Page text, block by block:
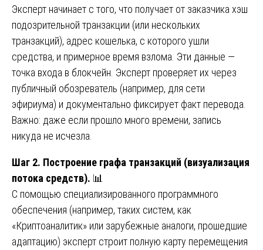
Эксперт начинает с того, что получает от заказчика хэш
подозрительной транзакции (или нескольких
транзакций), адрес кошелька, с которого ушли
средства, и примерное время взлома. Эти данные —
точка входа в блокчейн. Эксперт проверяет их через
публичный обозреватель (например, для сети
эфириума) и документально фиксирует факт перевода.
Важно: даже если прошло много времени, запись
никуда не исчезла.
Шаг 2. Построение графа транзакций (визуализация
потока средств). 📊
С помощью специализированного программного
обеспечения (например, таких систем, как
«Криптоаналитик» или зарубежные аналоги, прошедшие
адаптацию) эксперт строит полную карту перемещения